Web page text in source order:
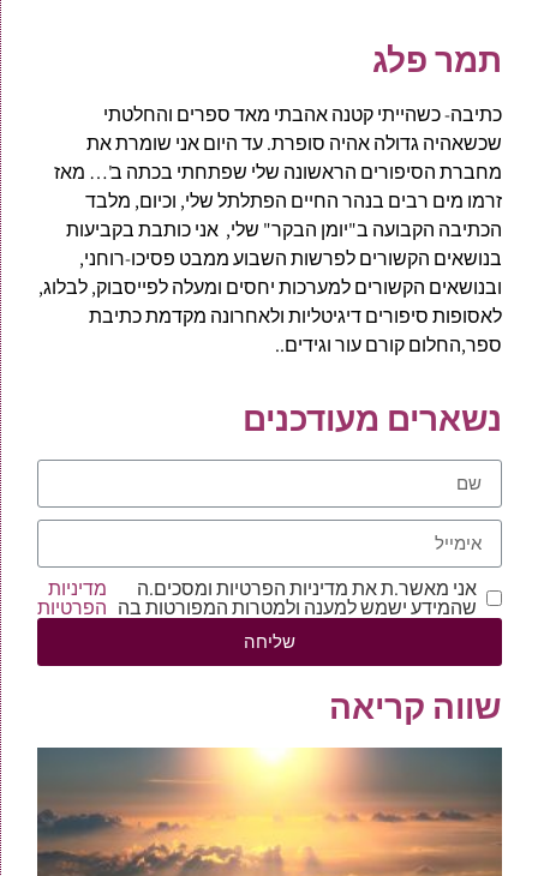
תמר פלג
כתיבה- כשהייתי קטנה אהבתי מאד ספרים והחלטתי
שכשאהיה גדולה אהיה סופרת. עד היום אני שומרת את
מחברת הסיפורים הראשונה שלי שפתחתי בכתה ב'… מאז
זרמו מים רבים בנהר החיים הפתלתל שלי, וכיום, מלבד
הכתיבה הקבועה ב"יומן הבקר" שלי, אני כותבת בקביעות
בנושאים הקשורים לפרשות השבוע ממבט פסיכו-רוחני,
ובנושאים הקשורים למערכות יחסים ומעלה לפייסבוק, לבלוג,
לאסופות סיפורים דיגיטליות ולאחרונה מקדמת כתיבת
ספר,החלום קורם עור וגידים..
נשארים מעודכנים
אני מאשר.ת את מדיניות הפרטיות ומסכים.ה
שהמידע ישמש למענה ולמטרות המפורטות בה
מדיניות
הפרטיות
שליחה
שווה קריאה